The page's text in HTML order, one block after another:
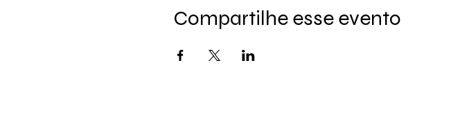
Compartilhe esse evento